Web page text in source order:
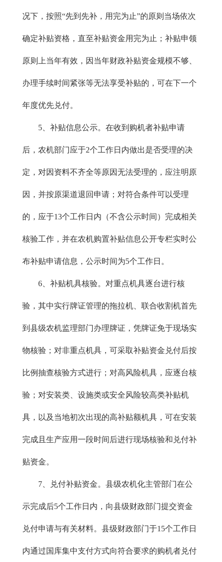
况下，按照“先到先补，用完为止”的原则当场依次
确定补贴资格，直至补贴资金用完为止；补贴申领
原则上当年有效，因当年财政补贴资金规模不够、
办理手续时间紧张等无法享受补贴的，可在下一个
年度优先兑付。
5、补贴信息公示。在收到购机者补贴申请
后，农机部门应于2个工作日内做出是否受理的决
定，对因资料不齐全等原因无法受理的，应注明原
因，并按原渠道退回申请；对符合条件可以受理
的，应于13个工作日内（不含公示时间）完成相关
核验工作，并在农机购置补贴信息公开专栏实时公
布补贴申请信息，公示时间为5个工作日。
6、补贴机具核验。对重点机具逐台进行核
验，其中实行牌证管理的拖拉机、联合收割机首先
到县级农机监理部门办理牌证，凭牌证免于现场实
物核验；对非重点机具，可采取补贴资金兑付后按
比例抽查核验方式进行；对高风险机具，应逐台核
验；对安装类、设施类或安全风险较高类补贴机
具，以及当地初次出现的高补贴额机具，可在安装
完成且生产应用一段时间后进行现场核验和兑付补
贴资金。
7、兑付补贴资金。县级农机化主管部门在公
示完成后5个工作日内，向县级财政部门提交资金
兑付申请与有关材料。县级财政部门于15个工作日
内通过国库集中支付方式向符合要求的购机者兑付